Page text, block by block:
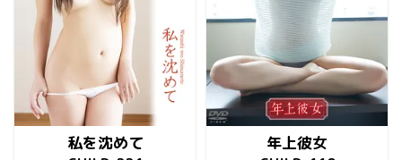
私を沈めて 年上彼女